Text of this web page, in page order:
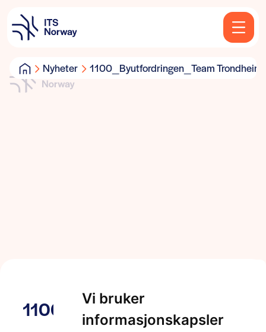
Vi bruker
informasjonskapsler
Nyheter 1100_Byutfordringen_Team Trondheim
1100_Byutfordringen_Team